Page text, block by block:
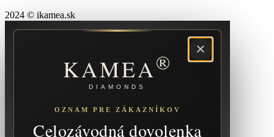
2024 © ikamea.sk
×
KAMEA®
DIAMONDS
OZNAM PRE ZÁKAZNÍKOV
Celozávodná dovolenka